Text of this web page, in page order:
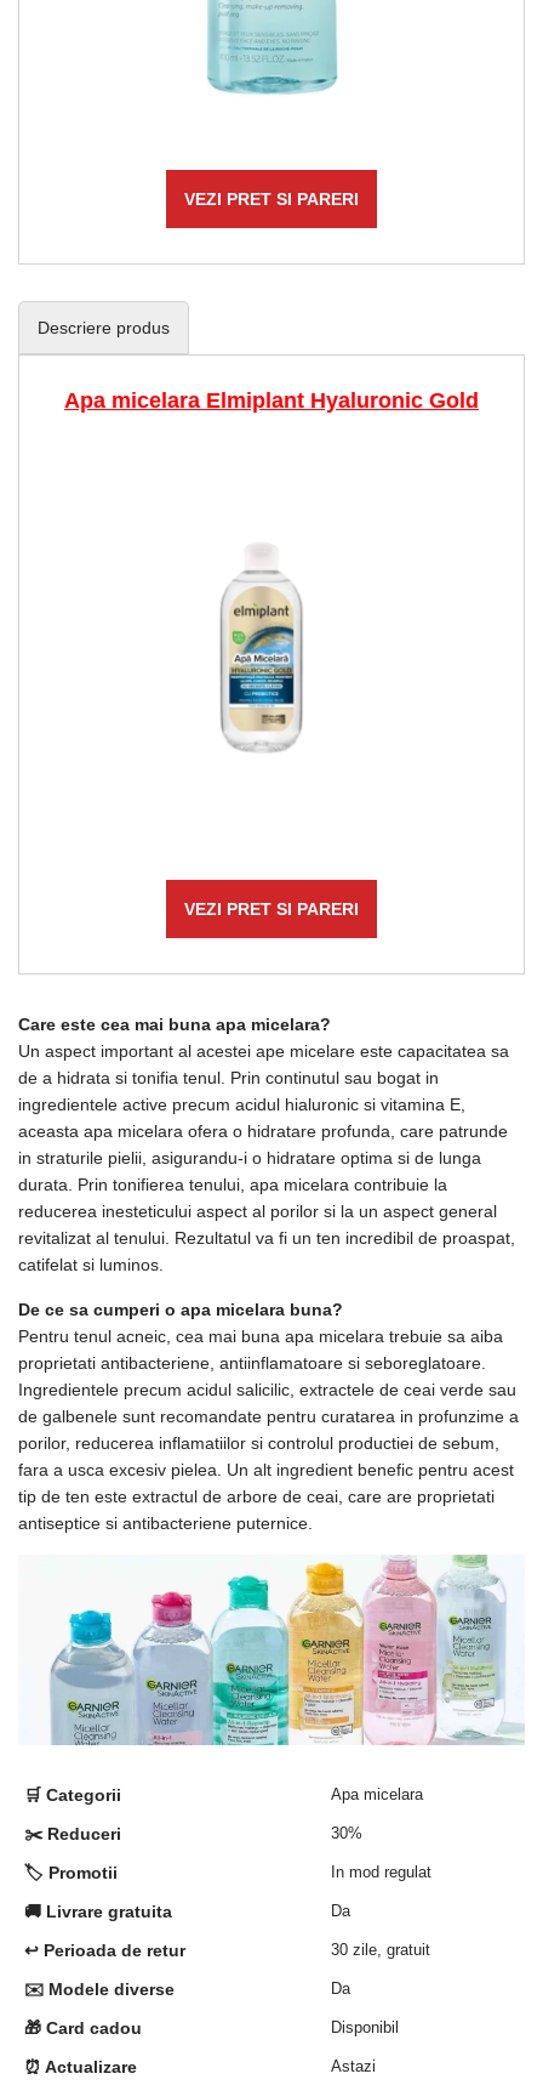
VEZI PRET SI PARERI
Descriere produs
Apa micelara Elmiplant Hyaluronic Gold
VEZI PRET SI PARERI
Care este cea mai buna apa micelara?
Un aspect important al acestei ape micelare este capacitatea sa
de a hidrata si tonifia tenul. Prin continutul sau bogat in
ingredientele active precum acidul hialuronic si vitamina E,
aceasta apa micelara ofera o hidratare profunda, care patrunde
in straturile pielii, asigurandu-i o hidratare optima si de lunga
durata. Prin tonifierea tenului, apa micelara contribuie la
reducerea inesteticului aspect al porilor si la un aspect general
revitalizat al tenului. Rezultatul va fi un ten incredibil de proaspat,
catifelat si luminos.
De ce sa cumperi o apa micelara buna?
Pentru tenul acneic, cea mai buna apa micelara trebuie sa aiba
proprietati antibacteriene, antiinflamatoare si seboreglatoare.
Ingredientele precum acidul salicilic, extractele de ceai verde sau
de galbenele sunt recomandate pentru curatarea in profunzime a
porilor, reducerea inflamatiilor si controlul productiei de sebum,
fara a usca excesiv pielea. Un alt ingredient benefic pentru acest
tip de ten este extractul de arbore de ceai, care are proprietati
antiseptice si antibacteriene puternice.
🛒 Categorii Apa micelara
✂️ Reduceri 30%
🏷️ Promotii In mod regulat
🚚 Livrare gratuita Da
↩️ Perioada de retur 30 zile, gratuit
✉️ Modele diverse Da
🎁 Card cadou Disponibil
⏰ Actualizare Astazi